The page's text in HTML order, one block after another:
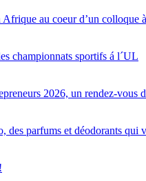
Afrique au coeur d’un colloque
championnats sportifs á l´UL
2026, un rendez-vous
parfums et déodorants qui